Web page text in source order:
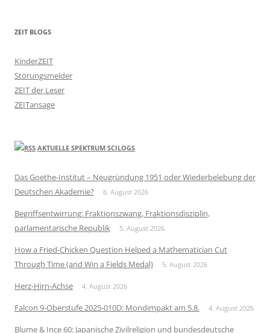
ZEIT BLOGS
KinderZEIT
Störungsmelder
ZEIT der Leser
ZEITansage
AKTUELLE SPEKTRUM SCILOGS
Das Goethe-Institut – Neugründung 1951 oder Wiederbelebung der
Deutschen Akademie?
6. August 2026
Begriffsentwirrung: Fraktionszwang, Fraktionsdisziplin,
parlamentarische Republik
5. August 2026
How a Fried-Chicken Question Helped a Mathematician Cut
Through Time (and Win a Fields Medal)
5. August 2026
Herz-Hirn-Achse 4. August 2026
Falcon 9-Oberstufe 2025-010D: Mondimpakt am 5.8. 4. August 2026
Blume & Ince 60: Japanische Zivilreligion und bundesdeutsche